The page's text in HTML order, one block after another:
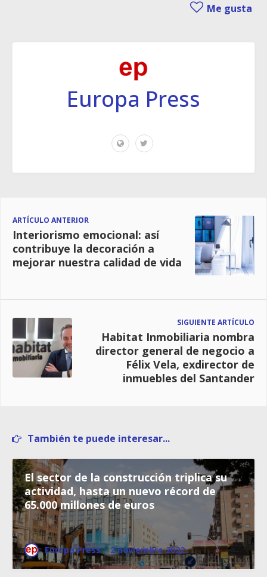
Me gusta
Europa Press
ARTÍCULO ANTERIOR
Interiorismo emocional: así
contribuye la decoración a
mejorar nuestra calidad de vida
SIGUIENTE ARTÍCULO
Habitat Inmobiliaria nombra
director general de negocio a
Félix Vela, exdirector de
inmuebles del Santander
También te puede interesar...
El sector de la construcción triplica su
actividad, hasta un nuevo récord de
65.000 millones de euros
Europa Press · 2 noviembre 2022